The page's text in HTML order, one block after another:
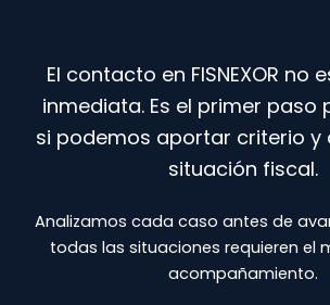
El contacto en FISNEXOR no
inmediata. Es el primer paso
si podemos aportar criterio y
situación fiscal.
Analizamos cada caso antes de
todas las situaciones requieren el
acompañamiento.